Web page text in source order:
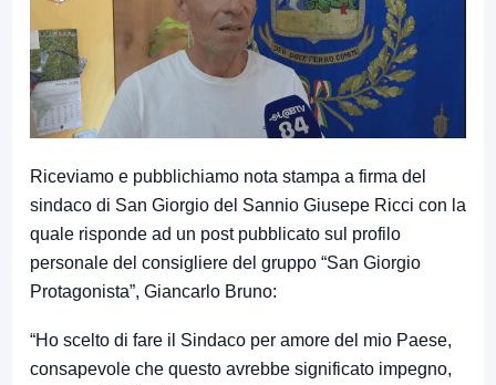
Riceviamo e pubblichiamo nota stampa a firma del
sindaco di San Giorgio del Sannio Giusepe Ricci con la
quale risponde ad un post pubblicato sul profilo
personale del consigliere del gruppo “San Giorgio
Protagonista”, Giancarlo Bruno:
“Ho scelto di fare il Sindaco per amore del mio Paese,
consapevole che questo avrebbe significato impegno,